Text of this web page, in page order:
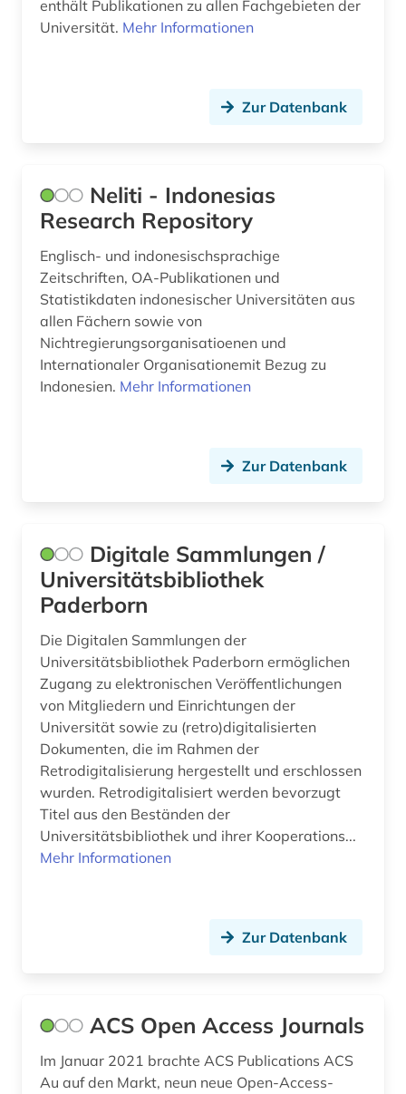
enthält Publikationen zu allen Fachgebieten der
Universität. Mehr Informationen
Zur Datenbank
Neliti - Indonesias
Research Repository
Englisch- und indonesischsprachige
Zeitschriften, OA-Publikationen und
Statistikdaten indonesischer Universitäten aus
allen Fächern sowie von
Nichtregierungsorganisatioenen und
Internationaler Organisationemit Bezug zu
Indonesien. Mehr Informationen
Zur Datenbank
Digitale Sammlungen /
Universitätsbibliothek
Paderborn
Die Digitalen Sammlungen der
Universitätsbibliothek Paderborn ermöglichen
Zugang zu elektronischen Veröffentlichungen
von Mitgliedern und Einrichtungen der
Universität sowie zu (retro)digitalisierten
Dokumenten, die im Rahmen der
Retrodigitalisierung hergestellt und erschlossen
wurden. Retrodigitalisiert werden bevorzugt
Titel aus den Beständen der
Universitätsbibliothek und ihrer Kooperations...
Mehr Informationen
Zur Datenbank
ACS Open Access Journals
Im Januar 2021 brachte ACS Publications ACS
Au auf den Markt, neun neue Open-Access-